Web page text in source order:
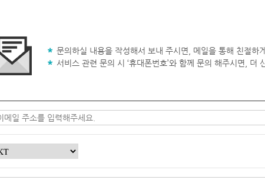
문의하실 내용을 작성해서 보내 주시면, 메일을 통해 친절하
서비스 관련 문의 시 ‘휴대폰번호’와 함께 문의 해주시면, 더